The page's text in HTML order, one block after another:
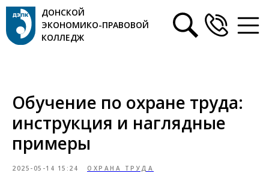
ДОНСКОЙ
ЭКОНОМИКО-ПРАВОВОЙ
КОЛЛЕДЖ
Обучение по охране труда:
инструкция и наглядные
примеры
2025-05-14 15:24 ОХРАНА ТРУДА